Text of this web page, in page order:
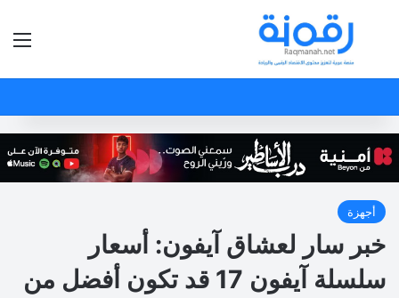
بحث عن
أجهزة
خبر سار لعشاق آيفون: أسعار
سلسلة آيفون 17 قد تكون أفضل من